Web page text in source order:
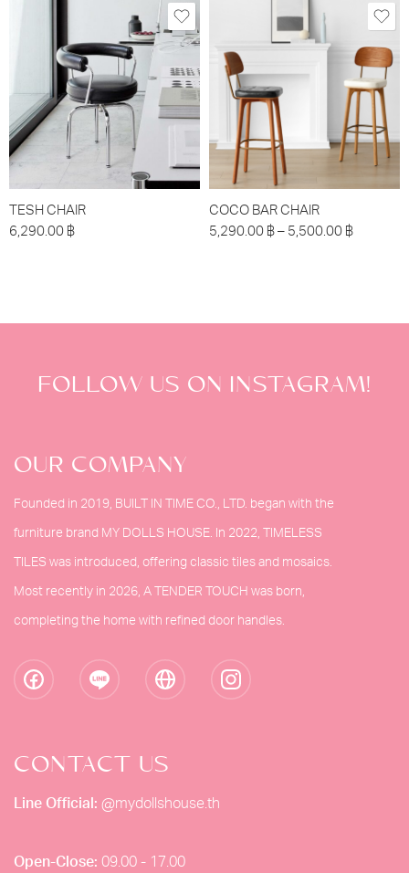
TESH CHAIR
6,290.00 ฿
COCO BAR CHAIR
5,290.00 ฿ – 5,500.00 ฿
FOLLOW US ON INSTAGRAM!
OUR COMPANY
Founded in 2019, BUILT IN TIME CO., LTD. began with the
furniture brand MY DOLLS HOUSE. In 2022, TIMELESS
TILES was introduced, offering classic tiles and mosaics.
Most recently in 2026, A TENDER TOUCH was born,
completing the home with refined door handles.
CONTACT US
Line Official: @mydollshouse.th
Open-Close: 09.00 - 17.00